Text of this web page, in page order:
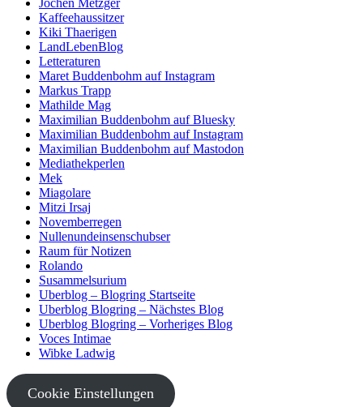
Kaffeehaussitzer
Kiki Thaerigen
LandLebenBlog
Letteraturen
Maret Buddenbohm auf Instagram
Markus Trapp
Mathilde Mag
Maximilian Buddenbohm auf Bluesky
Maximilian Buddenbohm auf Instagram
Maximilian Buddenbohm auf Mastodon
Mediathekperlen
Mek
Miagolare
Mitzi Irsaj
Novemberregen
Nullenundeinsenschubser
Raum für Notizen
Rolando
Susammelsurium
Uberblog – Blogring Startseite
Uberblog Blogring – Nächstes Blog
Uberblog Blogring – Vorheriges Blog
Voces Intimae
Wibke Ladwig
Cookie Einstellungen